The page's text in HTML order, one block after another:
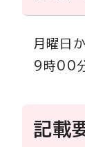
月曜日
9時00
記載